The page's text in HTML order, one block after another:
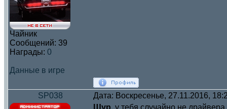
Чайник
Сообщений: 39
Награды: 0
Данные в игре
SP038 Дата: Воскресенье, 27.11.2016,
Щур, у тебя случайно не